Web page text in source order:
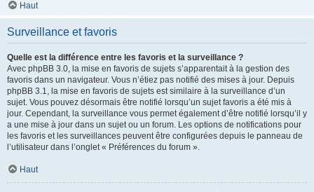
Haut
Surveillance et favoris
Quelle est la différence entre les favoris et la surveillance ?
Avec phpBB 3.0, la mise en favoris de sujets s’apparentait à la gestion des
favoris dans un navigateur. Vous n’étiez pas notifié des mises à jour. Depuis
phpBB 3.1, la mise en favoris de sujets est similaire à la surveillance d’un
sujet. Vous pouvez désormais être notifié lorsqu’un sujet favoris a été mis à
jour. Cependant, la surveillance vous permet également d’être notifié lorsqu’il y
a une mise à jour dans un sujet ou un forum. Les options de notifications pour
les favoris et les surveillances peuvent être configurées depuis le panneau de
l’utilisateur dans l’onglet « Préférences du forum ».
Haut